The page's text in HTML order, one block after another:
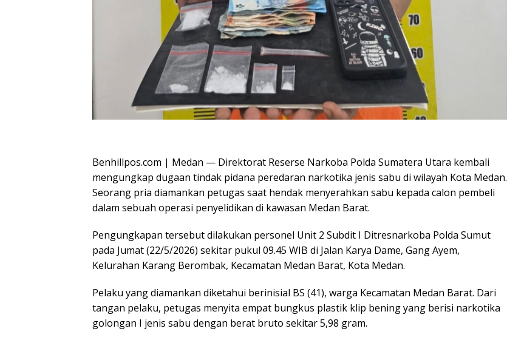
Benhillpos.com | Medan — Direktorat Reserse Narkoba Polda Sumatera Utara kembali
mengungkap dugaan tindak pidana peredaran narkotika jenis sabu di wilayah Kota Medan.
Seorang pria diamankan petugas saat hendak menyerahkan sabu kepada calon pembeli
dalam sebuah operasi penyelidikan di kawasan Medan Barat.
Pengungkapan tersebut dilakukan personel Unit 2 Subdit I Ditresnarkoba Polda Sumut
pada Jumat (22/5/2026) sekitar pukul 09.45 WIB di Jalan Karya Dame, Gang Ayem,
Kelurahan Karang Berombak, Kecamatan Medan Barat, Kota Medan.
Pelaku yang diamankan diketahui berinisial BS (41), warga Kecamatan Medan Barat. Dari
tangan pelaku, petugas menyita empat bungkus plastik klip bening yang berisi narkotika
golongan I jenis sabu dengan berat bruto sekitar 5,98 gram.